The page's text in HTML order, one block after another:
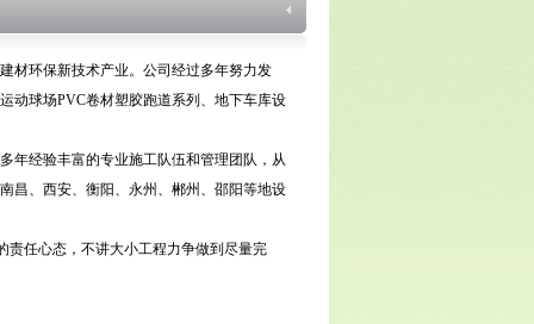
材环保新技术产业。公司经过多年努力发
动球场PVC卷材塑胶跑道系列、地下车库设
经验丰富的专业施工队伍和管理团队，从
昌、西安、衡阳、永州、郴州、邵阳等地设
任心态，不讲大小工程力争做到尽量完